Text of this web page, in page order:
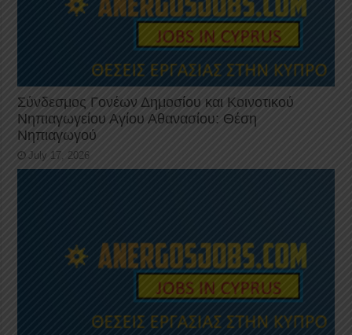
Σύνδεσμος Γονέων Δημοσίου και Κοινοτικού
Νηπιαγωγείου Αγίου Αθανασίου: Θέση
Νηπιαγωγού
July 17, 2026